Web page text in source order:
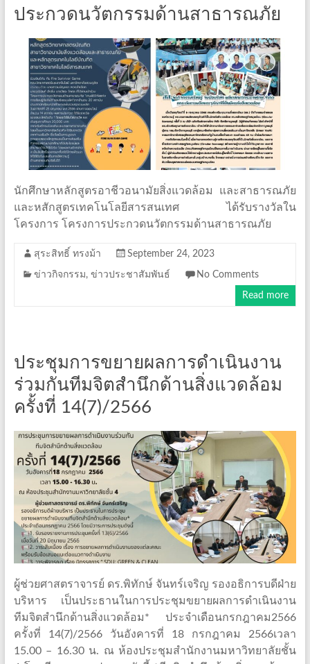
ประกวดนวัตกรรมด้านสาธารณภัย
นักศึกษาหลักสูตรอาชีวอนามัยสิ่งแวดล้อม และสาธารณภัย
และหสักสูตรเทคโนโลยีสารสนเทศ ได้รับรางวัลใน
โครงการ โครงการประกวดนวัตกรรมด้านสาธารณภัย
สุระสิทธิ์ ทรงม้า September 24, 2023
ข่าวกิจกรรม, ข่าวประชาสัมพันธ์ No Comments
Read more
ประชุมการขยายผลการดำเนินงาน
ร่วมกันทีมจิตสำนึกด้านสิ่งแวดล้อม
ครั้งที่ 14(7)/2566
ผู้ช่วยศาสตราจารย์ ดร.พิทักษ์ จันทร์เจริญ รองอธิการบดีฝ่าย
บริหาร เป็นประธานในการประชุมขยายผลการดำเนินงาน
ทีมจิตสำนึกด้านสิ่งแวดล้อม* ประจำเดือนกรกฎาคม2566
ครั้งที่ 14(7)/2566 วันอังคารที่ 18 กรกฎาคม 2566เวลา
15.00 – 16.30 น. ณ ห้องประชุมสำนักงานมหาวิทยาลัยชั้น